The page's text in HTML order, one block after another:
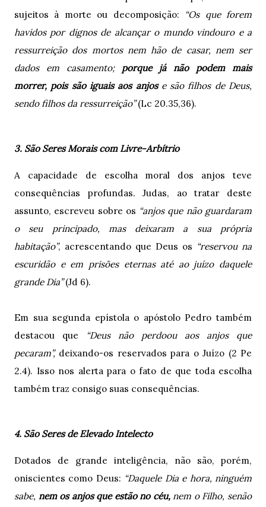
sujeitos à morte ou decomposição: “Os que forem
havidos por dignos de alcançar o mundo vindouro e a
ressurreição dos mortos nem hão de casar, nem ser
dados em casamento; porque já não podem mais
morrer, pois são iguais aos anjose são filhos de Deus,
sendo filhos da ressurreição”(Lc 20.35,36).
3. São Seres Morais com Livre-Arbítrio
A capacidade de escolha moral dos anjos teve
consequências profundas. Judas, ao tratar deste
assunto, escreveu sobre os “anjos que não guardaram
o seu principado, mas deixaram a sua própria
habitação”, acrescentando que Deus os “reservou na
escuridão e em prisões eternas até ao juízo daquele
grande Dia”(Jd 6).
Em sua segunda epístola o apóstolo Pedro também
destacou que
“Deus não perdoou aos anjos que
pecaram”, deixando-os reservados para o Juízo (2 Pe
2.4). Isso nos alerta para o fato de que toda escolha
também traz consigo suas consequências.
4. São Seres de Elevado Intelecto
Dotados de grande inteligência, não são, porém,
oniscientes como Deus: “Daquele Dia e hora, ninguém
sabe, nem os anjos que estão no céu,nem o Filho, senão